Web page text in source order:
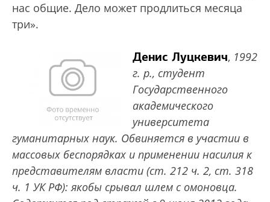
нас общие. Дело может продлиться месяца
три».
Денис Луцкевич, 1992
г. р., студент
Государственного
академического
университета
гуманитарных наук. Обвиняется в участии в
массовых беспорядках и применении насилия к
представителям власти (ст. 212 ч. 2, ст. 318
ч. 1 УК РФ): якобы срывал шлем с омоновца.